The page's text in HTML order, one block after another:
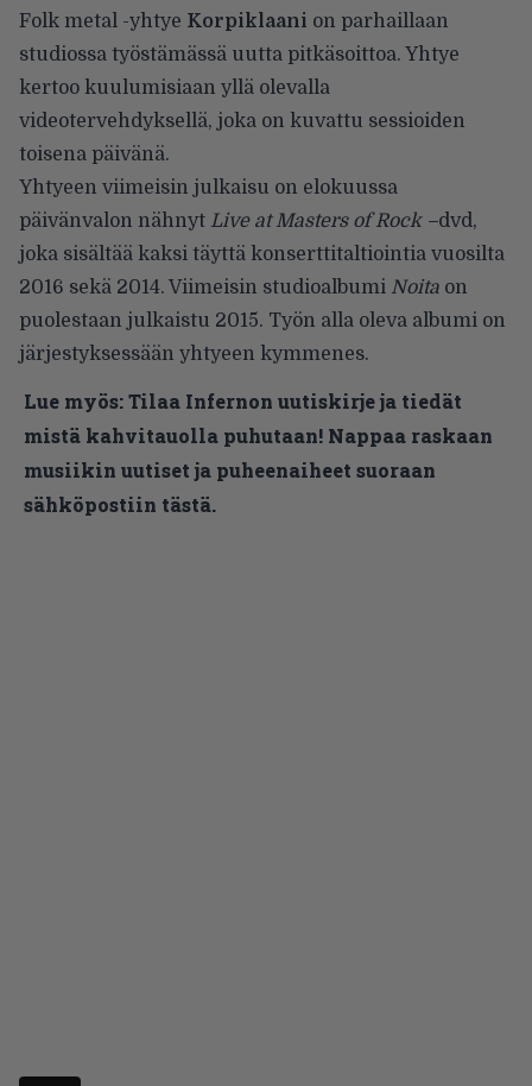
Folk metal -yhtye Korpiklaani on parhaillaan
studiossa työstämässä uutta pitkäsoittoa. Yhtye
kertoo kuulumisiaan yllä olevalla
videotervehdyksellä, joka on kuvattu sessioiden
toisena päivänä.
Yhtyeen viimeisin julkaisu on elokuussa
päivänvalon nähnyt Live at Masters of Rock –dvd,
joka sisältää kaksi täyttä konserttitaltiointia vuosilta
2016 sekä 2014. Viimeisin studioalbumi Noita on
puolestaan julkaistu 2015. Työn alla oleva albumi on
järjestyksessään yhtyeen kymmenes.
Lue myös:Tilaa Infernon uutiskirje ja tiedät
mistä kahvitauolla puhutaan! Nappaa raskaan
musiikin uutiset ja puheenaiheet suoraan
sähköpostiin tästä.